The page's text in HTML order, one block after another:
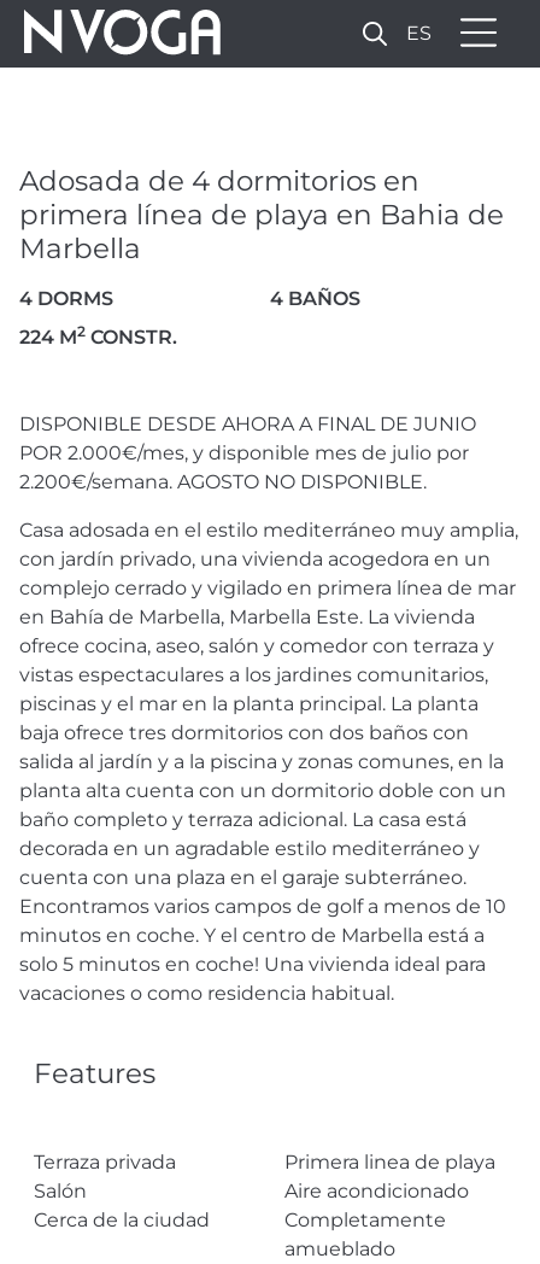
ES
DE MARBELLA
2.200 € SEMANA
2.500 € MES (LARGA
TEMPORADA)
21 FOTOS
Adosada de 4 dormitorios en
primera línea de playa en Bahia de
Marbella
4 DORMS
4 BAÑOS
224 M2 CONSTR.
DISPONIBLE DESDE AHORA A FINAL DE JUNIO
POR 2.000€/mes, y disponible mes de julio por
2.200€/semana. AGOSTO NO DISPONIBLE.
Casa adosada en el estilo mediterráneo muy amplia,
con jardín privado, una vivienda acogedora en un
complejo cerrado y vigilado en primera línea de mar
en Bahía de Marbella, Marbella Este. La vivienda
ofrece cocina, aseo, salón y comedor con terraza y
vistas espectaculares a los jardines comunitarios,
piscinas y el mar en la planta principal. La planta
baja ofrece tres dormitorios con dos baños con
salida al jardín y a la piscina y zonas comunes, en la
planta alta cuenta con un dormitorio doble con un
baño completo y terraza adicional. La casa está
decorada en un agradable estilo mediterráneo y
cuenta con una plaza en el garaje subterráneo.
Encontramos varios campos de golf a menos de 10
minutos en coche. Y el centro de Marbella está a
solo 5 minutos en coche! Una vivienda ideal para
vacaciones o como residencia habitual.
Features
Terraza privada
Primera linea de playa
Salón
Aire acondicionado
Cerca de la ciudad
Completamente
amueblado